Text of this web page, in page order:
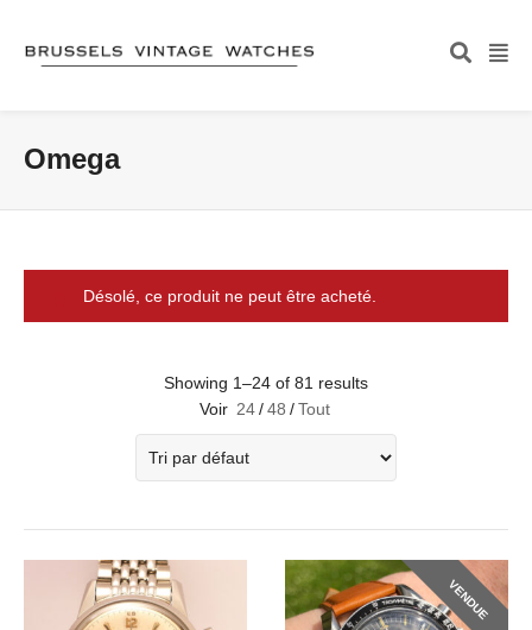
Omega
Désolé, ce produit ne peut être acheté.
Showing 1–24 of 81 results
Voir 24 / 48 / Tout
VENDUE